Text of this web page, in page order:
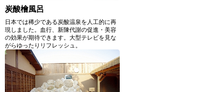
炭酸檜風呂
日本では稀少である炭酸温泉を人工的に再
現しました。血行、新陳代謝の促進・美容
の効果が期待できます。大型テレビを見な
がらゆったりリフレッシュ。